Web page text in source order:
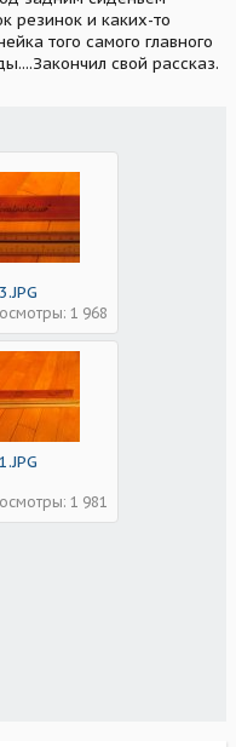
резинок и каких-то
того самого главного
свой рассказ.
1 968
1 981